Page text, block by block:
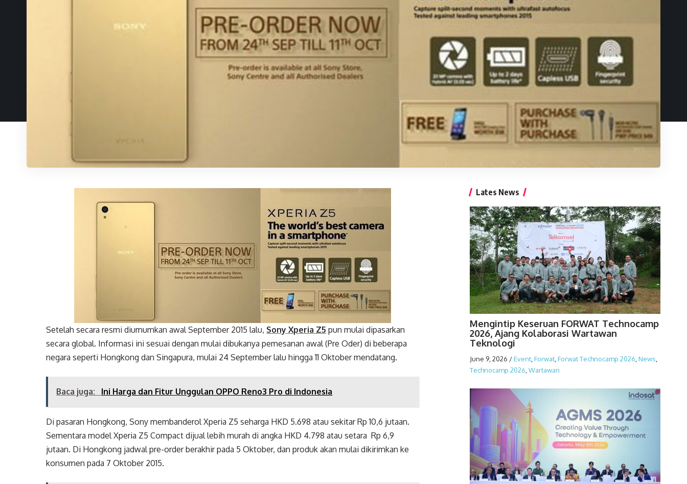
Setelah secara resmi diumumkan awal September 2015 lalu, Sony Xperia Z5 pun mulai dipasarkan
secara global. Informasi ini sesuai dengan mulai dibukanya pemesanan awal (Pre Oder) di beberapa
negara seperti Hongkong dan Singapura, mulai 24 September lalu hingga 11 Oktober mendatang.
Baca juga: Ini Harga dan Fitur Unggulan OPPO Reno3 Pro di Indonesia
Di pasaran Hongkong, Sony membanderol Xperia Z5 seharga HKD 5.698 atau sekitar Rp 10,6 jutaan.
Sementara model Xperia Z5 Compact dijual lebih murah di angka HKD 4.798 atau setara Rp 6,9
jutaan. Di Hongkong jadwal pre-order berakhir pada 5 Oktober, dan produk akan mulai dikirimkan ke
konsumen pada 7 Oktober 2015.
Lates News
Mengintip Keseruan FORWAT Technocamp
2026, Ajang Kolaborasi Wartawan
Teknologi
June 9, 2026 /Event, Forwat, Forwat Technocamp 2026 News
Technocamp 2026 Wartawan